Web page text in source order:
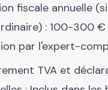
fiscale annuelle
: 100-300 €
par l'expert-
TVA et